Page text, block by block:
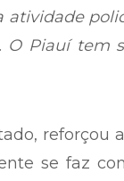
atividade
O Piauí tem
se faz